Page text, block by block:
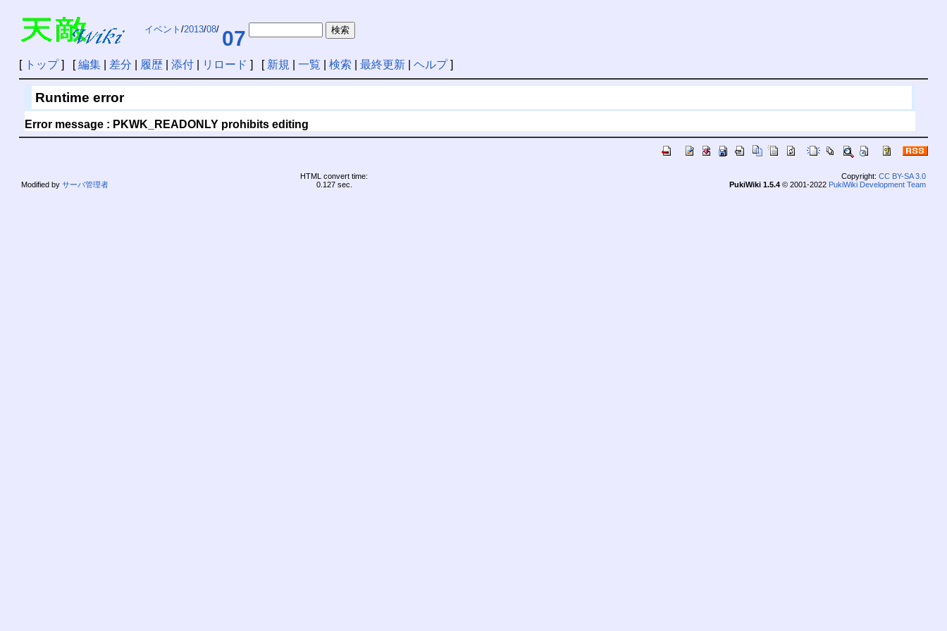
イベント /2013/08/ 07
[ トップ] [編集| 差分 履歴| 添付| リロード ] [ 新規 一覧 検索 最終更新| ヘルプ]
Runtime error
Error message : PKWK_READONLY prohibits editing
Modified by サーバ管理者
HTML convert time:
0.127 sec.
Copyright: CC BY-SA 3.0
PukiWiki 1.5.4© 2001-2022 PukiWiki Development Team